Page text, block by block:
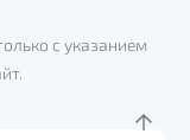
с указанием